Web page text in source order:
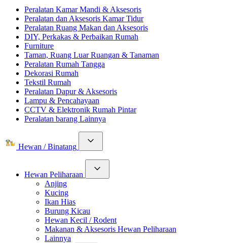
Peralatan Kamar Mandi & Aksesoris
Peralatan dan Aksesoris Kamar Tidur
Peralatan Ruang Makan dan Aksesoris
DIY, Perkakas & Perbaikan Rumah
Furniture
Taman, Ruang Luar Ruangan & Tanaman
Peralatan Rumah Tangga
Dekorasi Rumah
Tekstil Rumah
Peralatan Dapur & Aksesoris
Lampu & Pencahayaan
CCTV & Elektronik Rumah Pintar
Peralatan barang Lainnya
Hewan / Binatang
Hewan Peliharaan
Anjing
Kucing
Ikan Hias
Burung Kicau
Hewan Kecil / Rodent
Makanan & Aksesoris Hewan Peliharaan
Lainnya